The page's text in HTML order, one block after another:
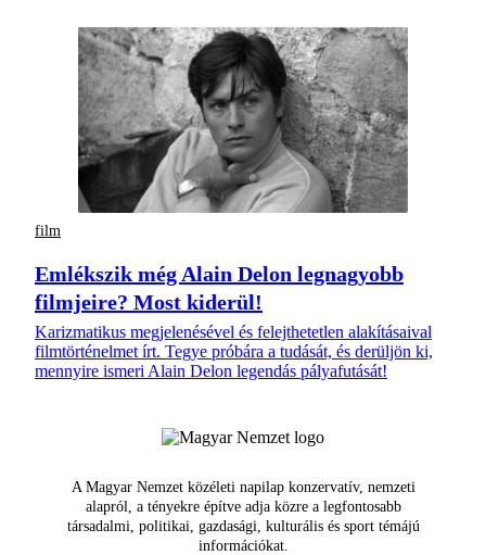
film
Emlékszik még Alain Delon legnagyobb
filmjeire? Most kiderül!
Karizmatikus megjelenésével és felejthetetlen alakításaival
filmtörténelmet írt. Tegye próbára a tudását, és derüljön ki,
mennyire ismeri Alain Delon legendás pályafutását!
A Magyar Nemzet közéleti napilap konzervatív, nemzeti
alapról, a tényekre építve adja közre a legfontosabb
társadalmi, politikai, gazdasági, kulturális és sport témájú
információkat.